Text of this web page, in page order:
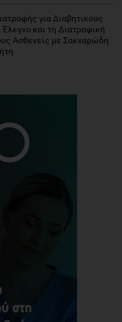
για Διαβητικούς
και τη Διατροφική
Ασθενείς με Σακχαρώδη